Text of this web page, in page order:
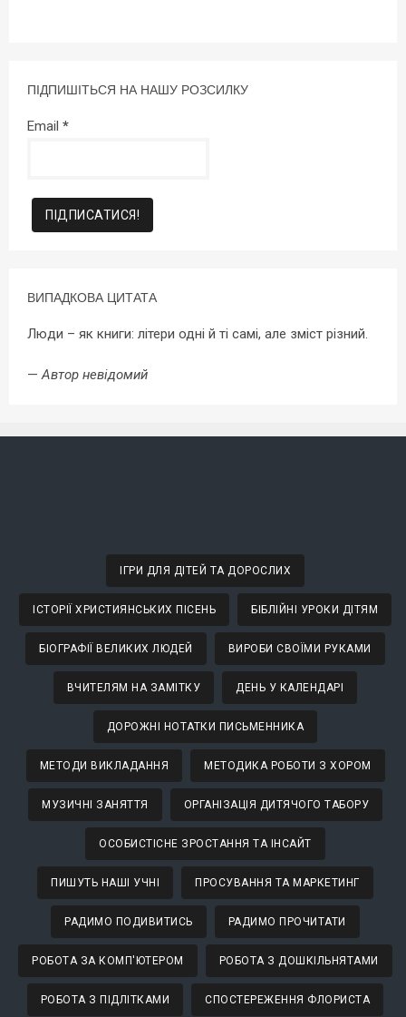
ПІДПИШІТЬСЯ НА НАШУ РОЗСИЛКУ
Email *
ВИПАДКОВА ЦИТАТА
Люди – як книги: літери одні й ті самі, але зміст різний.
—Автор невідомий
ІГРИ ДЛЯ ДІТЕЙ ТА ДОРОСЛИХ
ІСТОРІЇ ХРИСТИЯНСЬКИХ ПІСЕНЬ БІБЛІЙНІ УРОКИ ДІТЯМ
БІОГРАФІЇ ВЕЛИКИХ ЛЮДЕЙ ВИРОБИ СВОЇМИ РУКАМИ
ВЧИТЕЛЯМ НА ЗАМІТКУ ДЕНЬ У КАЛЕНДАРІ
ДОРОЖНІ НОТАТКИ ПИСЬМЕННИКА
МЕТОДИ ВИКЛАДАННЯ МЕТОДИКА РОБОТИ З ХОРОМ
МУЗИЧНІ ЗАНЯТТЯ ОРГАНІЗАЦІЯ ДИТЯЧОГО ТАБОРУ
ОСОБИСТІСНЕ ЗРОСТАННЯ ТА ІНСАЙТ
ПИШУТЬ НАШІ УЧНІ ПРОСУВАННЯ ТА МАРКЕТИНГ
РАДИМО ПОДИВИТИСЬ РАДИМО ПРОЧИТАТИ
РОБОТА ЗА КОМП'ЮТЕРОМ РОБОТА З ДОШКІЛЬНЯТАМИ
РОБОТА З ПІДЛІТКАМИ СПОСТЕРЕЖЕННЯ ФЛОРИСТА